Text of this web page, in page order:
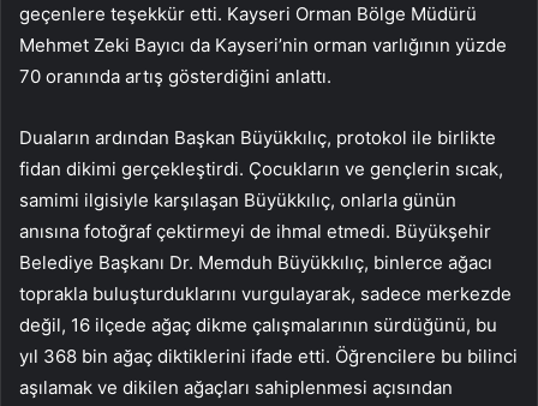
geçenlere teşekkür etti. Kayseri Orman Bölge Müdürü
Mehmet Zeki Bayıcı da Kayseri’nin orman varlığının yüzde
70 oranında artış gösterdiğini anlattı.
Duaların ardından Başkan Büyükkılıç, protokol ile birlikte
fidan dikimi gerçekleştirdi. Çocukların ve gençlerin sıcak,
samimi ilgisiyle karşılaşan Büyükkılıç, onlarla günün
anısına fotoğraf çektirmeyi de ihmal etmedi. Büyükşehir
Belediye Başkanı Dr. Memduh Büyükkılıç, binlerce ağacı
toprakla buluşturduklarını vurgulayarak, sadece merkezde
değil, 16 ilçede ağaç dikme çalışmalarının sürdüğünü, bu
yıl 368 bin ağaç diktiklerini ifade etti. Öğrencilere bu bilinci
aşılamak ve dikilen ağaçları sahiplenmesi açısından